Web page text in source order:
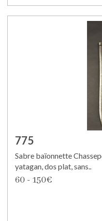
775
Sabre baïonnette
yatagan, dos plat, sans..
60 - 150€